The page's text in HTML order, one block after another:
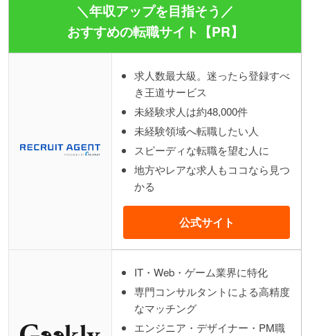
＼年収アップを目指そう／
おすすめの転職サイト【PR】
求人数最大級。迷ったら登録すべ
き王道サービス
未経験求人は約48,000件
未経験領域へ転職したい人
スピーディな転職を望む人に
地方やレアな求人もココなら見つ
かる
公式サイト
IT・Web・ゲーム業界に特化
専門コンサルタントによる高精度
なマッチング
エンジニア・デザイナー・PM職